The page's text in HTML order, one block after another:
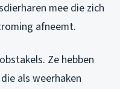
mee die zich
afneemt.
Ze hebben
als weerhaken